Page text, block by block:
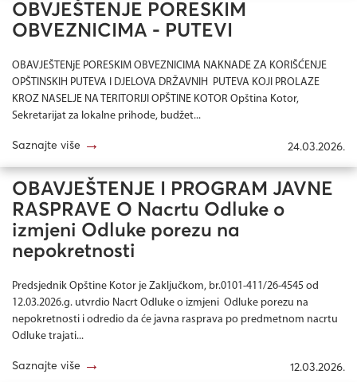
OBVJEŠTENJE PORESKIM
OBVEZNICIMA - PUTEVI
OBAVJEŠTENjE PORESKIM OBVEZNICIMA NAKNADE ZA KORIŠĆENJE
OPŠTINSKIH PUTEVA I DJELOVA DRŽAVNIH PUTEVA KOJI PROLAZE
KROZ NASELJE NA TERITORIJI OPŠTINE KOTOR Opština Kotor,
Sekretarijat za lokalne prihode, budžet...
Saznajte više → 24.03.2026.
OBAVJEŠTENJE I PROGRAM JAVNE
RASPRAVE O Nacrtu Odluke o
izmjeni Odluke porezu na
nepokretnosti
Predsjednik Opštine Kotor je Zaključkom, br.0101-411/26-4545 od
12.03.2026.g. utvrdio Nacrt Odluke o izmjeni Odluke porezu na
nepokretnosti i odredio da će javna rasprava po predmetnom nacrtu
Odluke trajati...
Saznajte više → 12.03.2026.